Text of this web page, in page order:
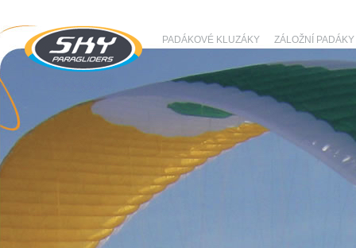
SKY Paragliders
PADÁKOVÉ KLUZÁKY ZÁLOŽNÍ PADÁKY